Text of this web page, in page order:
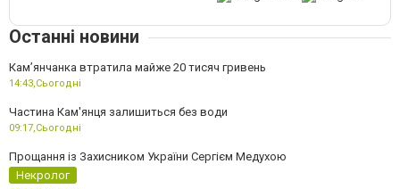
Останні новини
Камʼянчанка втратила майже 20 тисяч гривень
14:43,Сьогодні
Частина Кам'янця залишиться без води
09:17,Сьогодні
Прощання із Захисником України Сергієм Медухою
Некролог